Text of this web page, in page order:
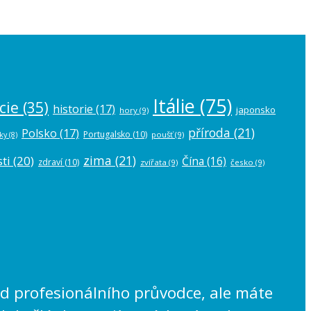
(35) historie (17) hory (9) Itálie (75) japonsko
(8) Polsko (17) Portugalsko (10) poušť(9) příroda (21)
(20) zdraví (10) zima (21) zvířata (9) Čína (16) česko (9)
profesionálního průvodce, ale máte